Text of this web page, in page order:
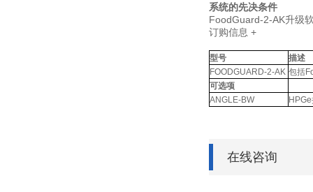
系统的先决条件
FoodGuard-2-AK升级
订购信息 +
型号
描述
FOODGUARD-2-AK 包括
可选项
ANGLE-BW
在线咨询